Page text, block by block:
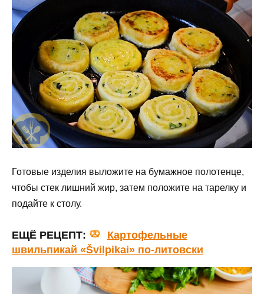
Готовые изделия выложите на бумажное полотенце,
чтобы стек лишний жир, затем положите на тарелку и
подайте к столу.
ЕЩЁ РЕЦЕПТ:
Картофельные
швильпикай «Švilpikai» по-литовски